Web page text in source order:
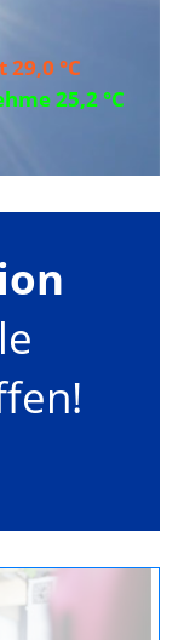
°C
25,2 °C